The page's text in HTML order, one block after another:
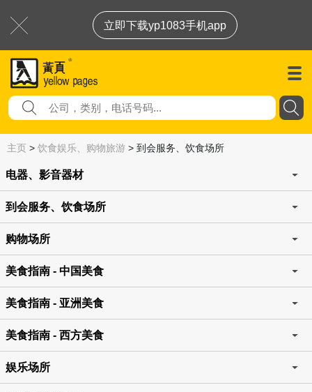
立即下载yp1083手机app
主页 > 饮食娱乐、购物旅游 > 到会服务、饮食场所
电器、影音器材
到会服务、饮食场所
购物场所
美食指南 - 中国美食
美食指南 - 亚洲美食
美食指南 - 西方美食
娱乐场所